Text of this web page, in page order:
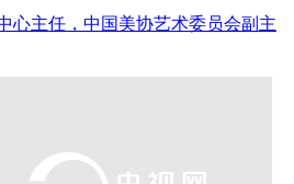
心主任，中国美协艺术委员会副主